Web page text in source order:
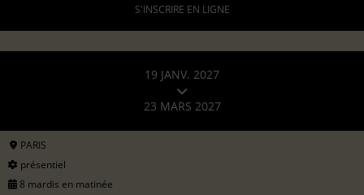
S'INSCRIRE EN LIGNE
19 JANV. 2027
23 MARS 2027
PARIS
présentiel
8 mardis en matinée